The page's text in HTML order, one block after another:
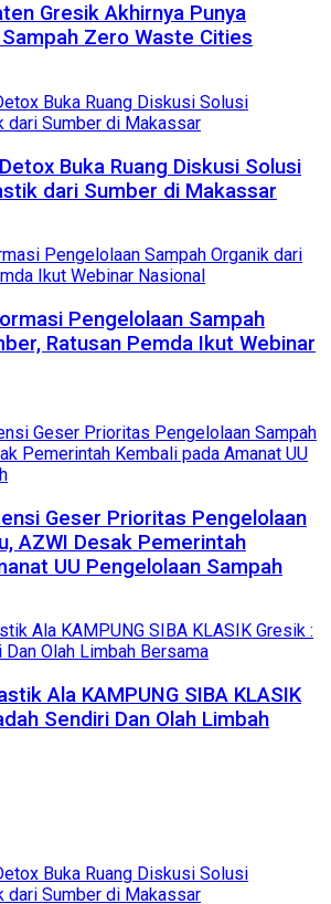
Gresik Akhirnya Punya
Zero Waste Cities
Buka Ruang Diskusi Solusi
dari Sumber di Makassar
Pengelolaan Sampah
Ratusan Pemda Ikut Webinar
Geser Prioritas Pengelolaan
AZWI Desak Pemerintah
UU Pengelolaan Sampah
Ala KAMPUNG SIBA KLASIK
Sendiri Dan Olah Limbah